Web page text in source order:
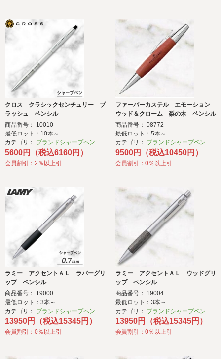
クロス クラシックセンチュリー ブ
ラッシュ ペンシル
商品番号： 10010
最低ロット：10本～
カテゴリ： ブランドシャープペン
5600円（税込6160円）
会員割引：2％以上引
ファーバーカステル エモーション
ウッド＆クローム 梨の木 ペンシル
商品番号： 08772
最低ロット：5本～
カテゴリ： ブランドシャープペン
9500円（税込10450円）
会員割引：0％以上引
ラミー アクセントＡＬ ラバーグリ
ップ ペンシル
商品番号： 19000
最低ロット：3本～
カテゴリ： ブランドシャープペン
13950円（税込15345円）
会員割引：0％以上引
ラミー アクセントＡＬ ウッドグリ
ップ ペンシル
商品番号： 19004
最低ロット：3本～
カテゴリ： ブランドシャープペン
13950円（税込15345円）
会員割引：0％以上引